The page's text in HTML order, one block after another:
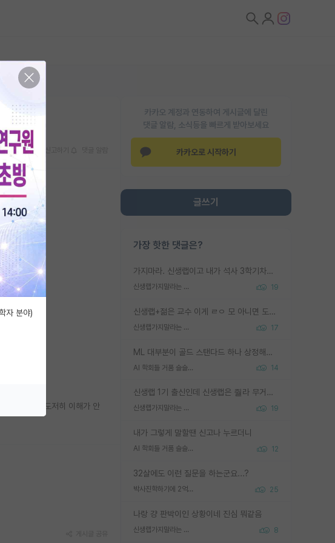
카카오 계정과 연동하여 게시글에 달린
댓글 알람, 소식등을 빠르게 받아보세요
카카오로 시작하기
글쓰기
가장 핫한 댓글은?
가지마라. 신생랩이고 내가 석사 3학기차인데 최고참인데 나도 아무것도 모르는데 교수가 후배들 왜 논문 교육 안시키냐. 논문 왜 안 써오냐 닦달한다
신생랩가지말라는 이유가 있었구나 19
신생랩+젊은 교수 이게 ㄹㅇ 모 아니면 도인듯.
신생랩가지말라는 이유가 있었구나 17
ML 대부분이 골드 스탠다드 하나 상정해놓고 (벤치마크 데이터셋이 여러 개면 여러 개 상정) 그거 얼마나 잘 맞추나 싸움임 가끔 번뜩이는 설계 철학을 보여주는 논문들도 있지만 대부분 그거 성적 얼마나 더 올리느라에 혈안이 되어 있는 측면이 잇음
AI 학회들 거품 슬슬 지적이 나오네요 14
신생랩 1기 출신인데 신생랩은 줠라 무거운 바벨 같은거임. 들면 대박인데 못들면 깔려 죽음. 아무도 알려주지 않는 환경에서 자생해야하지만, 일단 살아남았다면 그 어떤 사람보다 악착같고 생존력 높은 사람으로 거듭날 수 있음
신생랩가지말라는 이유가 있었구나 19
내가 그렇게 말할땐 신고나 누르더니
AI 학회들 거품 슬슬 지적이 나오네요 12
32살에도 이런 질문을 하는군요...?
박사진학하기에 2억은 괜찮은 (?) 정도의 경제력인가요 25
나랑 걍 판박이인 상황이네 진심 뭐같음
신생랩가지말라는 이유가 있었구나 8
스크랩
다는게 난 도저히 이해가 안
자 분야)